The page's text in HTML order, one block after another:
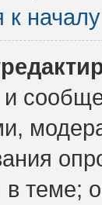
к началу
теме;